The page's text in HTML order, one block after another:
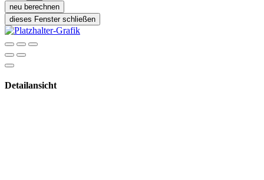
neu berechnen
dieses Fenster schließen
Detailansicht